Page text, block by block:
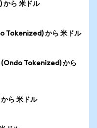
ら 米ドル
Tokenized) から 米ドル
Tokenized) から
ら 米ドル